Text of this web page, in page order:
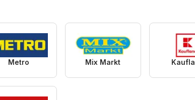
Metro Mix Markt